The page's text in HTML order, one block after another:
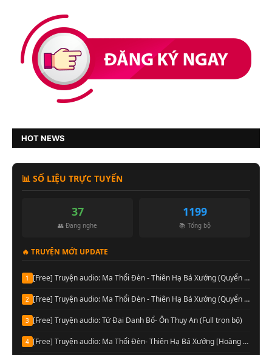
HOT NEWS
📊 SỐ LIỆU TRỰC TUYẾN
37
👥 Đang nghe
1199
📚 Tổng bộ
🔥 TRUYỆN MỚI UPDATE
1 [Free] Truyện audio: Ma Thổi Đèn - Thiên Hạ Bá Xướng (Quyển 03)
2 [Free] Truyện audio: Ma Thổi Đèn - Thiên Hạ Bá Xướng (Quyển 01 + 02)
3 [Free] Truyện audio: Tứ Đại Danh Bổ- Ôn Thụy An (Full trọn bộ)
4 [Free] Truyện audio: Ma Thổi Đèn- Thiên Hạ Bá Xướng [Hoàng Vinh đọc] (Trọn bộ)